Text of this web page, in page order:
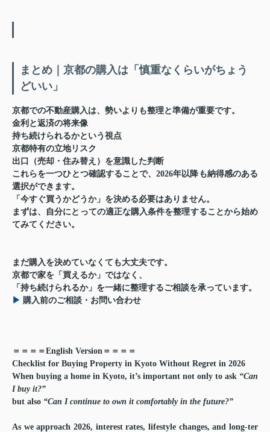
まとめ｜京都の購入は「慎重なくらいがちょう
どいい」
京都での不動産購入は、勢いよりも整理と準備が重要です。
金利と返済の将来像
持ち続けられるかという視点
京都特有の立地リスク
出口（売却・住み替え）を意識した判断
これらを一つひとつ確認することで、2026年以降も納得感のある
選択ができます。
「今すぐ買うかどうか」を決める必要はありません。
まずは、自分にとっての適正な購入条件を整理することから始め
てみてください。
まだ購入を決めていなくても大丈夫です。
京都で家を「買えるか」ではなく、
「持ち続けられるか」を一緒に整理するご相談を承っています。
▶︎ 購入前のご相談・お問い合わせ
＝＝＝＝English Version＝＝＝＝
Checklist for Buying Property in Kyoto Without Regret in 2026
When buying a home in Kyoto, it’s important not only to ask “Can
I buy it?”
but also “Can I continue to own it comfortably in the future?”
As we approach 2026, interest rates, lifestyle changes, and long-ter